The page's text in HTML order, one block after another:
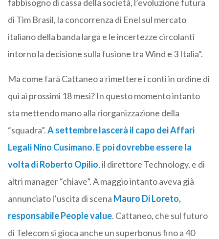
fabbisogno di cassa della società, l’evoluzione futura
di Tim Brasil, la concorrenza di Enel sul mercato
italiano della banda larga e le incertezze circolanti
intorno la decisione sulla fusione tra Wind e 3 Italia”.
Ma come farà Cattaneo a rimettere i conti in ordine di
qui ai prossimi 18 mesi? In questo momento intanto
sta mettendo mano alla riorganizzazione della
“squadra”.A settembre lascerà il capo dei Affari
LegaliNino Cusimano. E poi dovrebbe essere la
volta diRoberto Opilio, il direttore Technology, e di
altri manager “chiave”. A maggio intanto aveva già
annunciato l’uscita di scena Mauro Di Loreto,
responsabile People value. Cattaneo, che sul futuro
di Telecom si gioca anche un superbonus fino a 40